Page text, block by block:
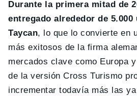
Durante la primera mitad de
entregado alrededor de 5.000
Taycan, lo que lo convierte en
más exitosos de la firma
mercados clave como Europa
de la versión Cross Turismo
incrementar todavía más las